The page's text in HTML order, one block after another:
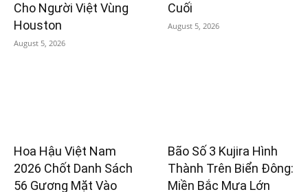
Cho Người Việt Vùng
Houston
August 5, 2026
Cuối
August 5, 2026
Hoa Hậu Việt Nam
2026 Chốt Danh Sách
56 Gương Mặt Vào
Bão Số 3 Kujira Hình
Thành Trên Biển Đông:
Miền Bắc Mưa Lớn